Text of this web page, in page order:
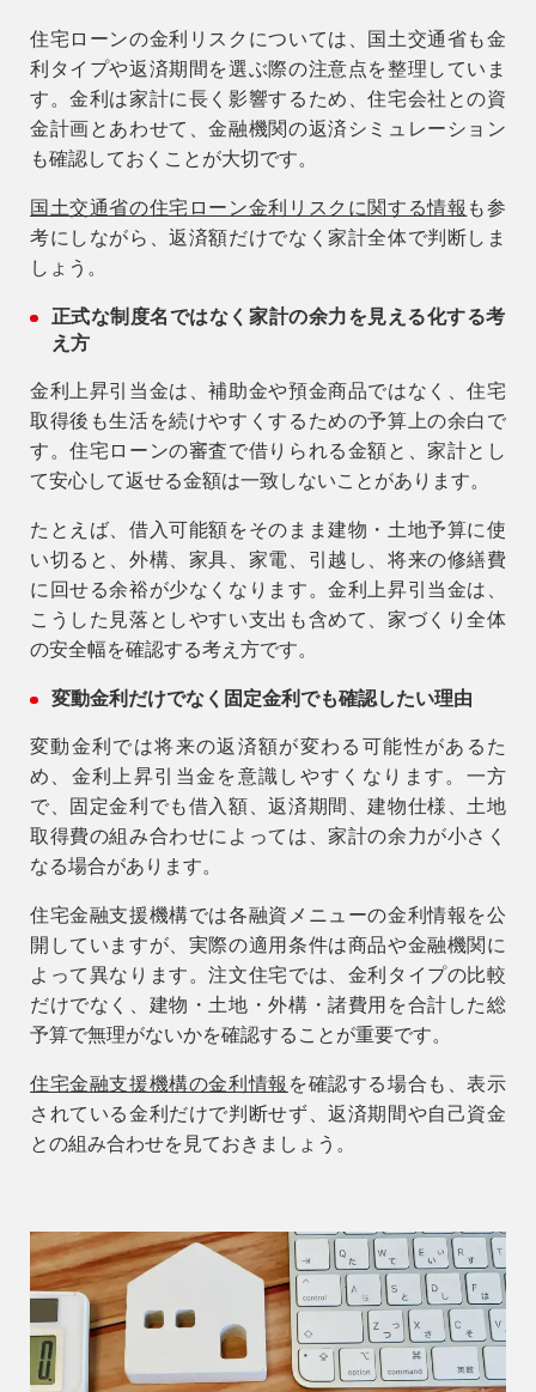
住宅ローンの金利リスクについては、国土交通省も金
利タイプや返済期間を選ぶ際の注意点を整理していま
す。金利は家計に長く影響するため、住宅会社との資
金計画とあわせて、金融機関の返済シミュレーション
も確認しておくことが大切です。
国土交通省の住宅ローン金利リスクに関する情報 も参
考にしながら、返済額だけでなく家計全体で判断しま
しょう。
正式な制度名ではなく家計の余力を見える化する考
え方
金利上昇引当金は、補助金や預金商品ではなく、住宅
取得後も生活を続けやすくするための予算上の余白で
す。住宅ローンの審査で借りられる金額と、家計とし
て安心して返せる金額は一致しないことがあります。
たとえば、借入可能額をそのまま建物・土地予算に使
い切ると、外構、家具、家電、引越し、将来の修繕費
に回せる余裕が少なくなります。金利上昇引当金は、
こうした見落としやすい支出も含めて、家づくり全体
の安全幅を確認する考え方です。
変動金利だけでなく固定金利でも確認したい理由
変動金利では将来の返済額が変わる可能性があるた
め、金利上昇引当金を意識しやすくなります。一方
で、固定金利でも借入額、返済期間、建物仕様、土地
取得費の組み合わせによっては、家計の余力が小さく
なる場合があります。
住宅金融支援機構では各融資メニューの金利情報を公
開していますが、実際の適用条件は商品や金融機関に
よって異なります。注文住宅では、金利タイプの比較
だけでなく、建物・土地・外構・諸費用を合計した総
予算で無理がないかを確認することが重要です。
住宅金融支援機構の金利情報 を確認する場合も、表示
されている金利だけで判断せず、返済期間や自己資金
との組み合わせを見ておきましょう。